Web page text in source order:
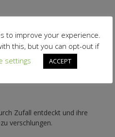
Zufall entdeckt und ihre
verschlungen.
to improve your experience.
this, but you can opt-out if
settings ACCEPT